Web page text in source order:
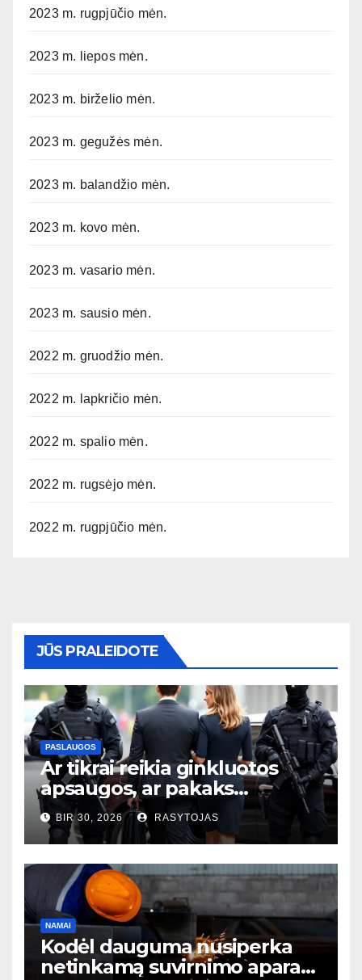
2023 m. rugpjūčio mėn.
2023 m. liepos mėn.
2023 m. birželio mėn.
2023 m. gegužės mėn.
2023 m. balandžio mėn.
2023 m. kovo mėn.
2023 m. vasario mėn.
2023 m. sausio mėn.
2022 m. gruodžio mėn.
2022 m. lapkričio mėn.
2022 m. spalio mėn.
2022 m. rugsėjo mėn.
2022 m. rugpjūčio mėn.
JŪS PRALEIDOTE
PASLAUGOS
Ar tikrai reikia ginkluotos
apsaugos, ar pakaks
išmaniųjų kamerų?
BIR 30, 2026 RASYTOJAS
NAMAI
Kodėl dauguma nusiperka
netinkamą suvirnimo aparatą